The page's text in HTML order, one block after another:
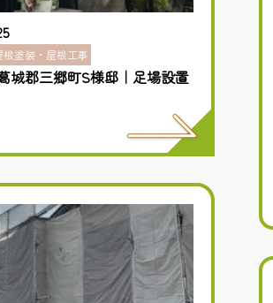
根塗装・屋根工事
城郡三郷町S様邸｜足場設置